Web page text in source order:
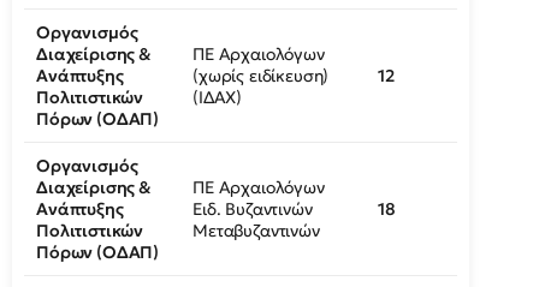
Οργανισμός
Διαχείρισης &
Ανάπτυξης
Πολιτιστικών
Πόρων (ΟΔΑΠ)
ΠΕ Αρχαιολόγων
(χωρίς ειδίκευση)
(ΙΔΑΧ)
12
Οργανισμός
Διαχείρισης &
Ανάπτυξης
Πολιτιστικών
Πόρων (ΟΔΑΠ)
ΠΕ Αρχαιολόγων
Ειδ. Βυζαντινών
Μεταβυζαντινών
18